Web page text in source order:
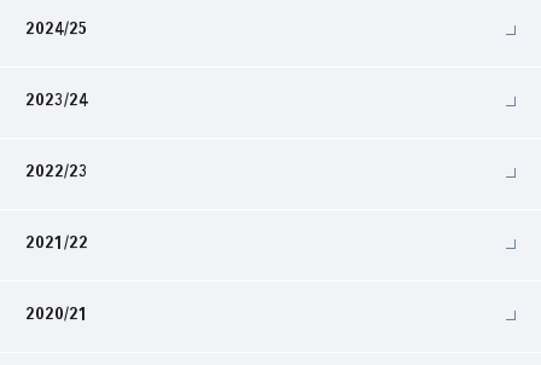
2024/25
2023/24
2022/23
2021/22
2020/21